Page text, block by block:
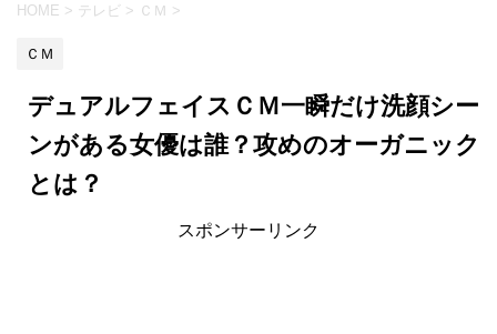
HOME > テレビ > ＣＭ >
ＣＭ
デュアルフェイスＣＭ一瞬だけ洗顔シー
ンがある女優は誰？攻めのオーガニック
とは？
スポンサーリンク